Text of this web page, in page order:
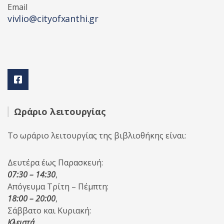
Email
vivlio@cityofxanthi.gr
Ωράριο λειτουργίας
Το ωράριο λειτουργίας της βιβλιοθήκης είναι:
Δευτέρα έως Παρασκευή:
07:30 – 14:30,
Απόγευμα Τρίτη – Πέμπτη:
18:00 – 20:00,
Σάββατο και Κυριακή: